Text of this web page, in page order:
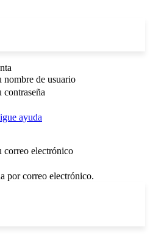
nombre de usuario
contraseña
ayuda
correo electrónico
por correo electrónico.